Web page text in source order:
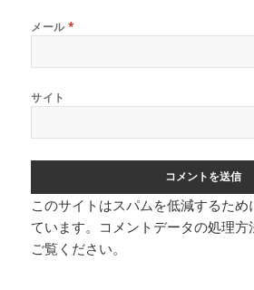
メール*
サイト
このサイトはスパムを低減するた
ています。 コメントデータの処理
ご覧ください。